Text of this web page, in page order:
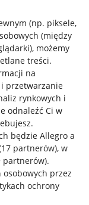
(np. piksele,
(między
, możemy
treści.
na
przetwarzanie
rynkowych i
odnaleźć Ci w
będzie Allegro a
17 partnerów), w
partnerów).
przez
ochrony